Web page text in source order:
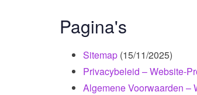
Pagina's
Sitemap (15/11/2025)
Privacybeleid – Website-
Algemene Voorwaarden –